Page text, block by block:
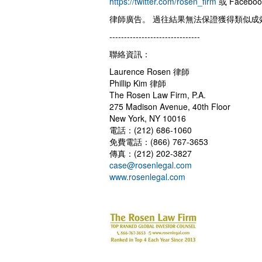
律師廣告。 過往結果無法保證獲得類似成
-------------------------------
聯絡資訊：
Laurence Rosen 律師
Phillip Kim 律師
The Rosen Law Firm, P.A.
275 Madison Avenue, 40th Floor
New York, NY 10016
電話：(212) 686-1060
免費電話：(866) 767-3653
傳真：(212) 202-3827
case@rosenlegal.com
www.rosenlegal.com